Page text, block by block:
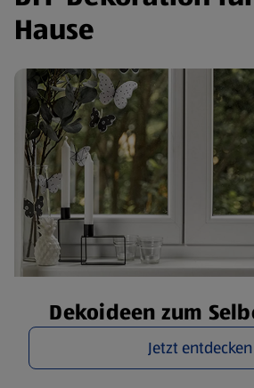
Hause
Dekoideen zum
Jetzt entdecken